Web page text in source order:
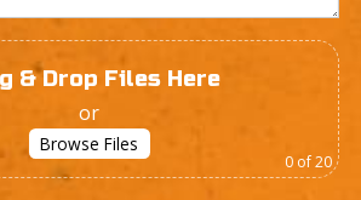
& Drop Files Here
or
Browse Files
0of 20